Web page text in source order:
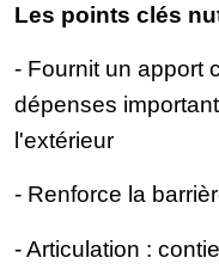
Les points clés
- Fournit un apport
dépenses
l'extérieur
- Renforce la
- Articulation :